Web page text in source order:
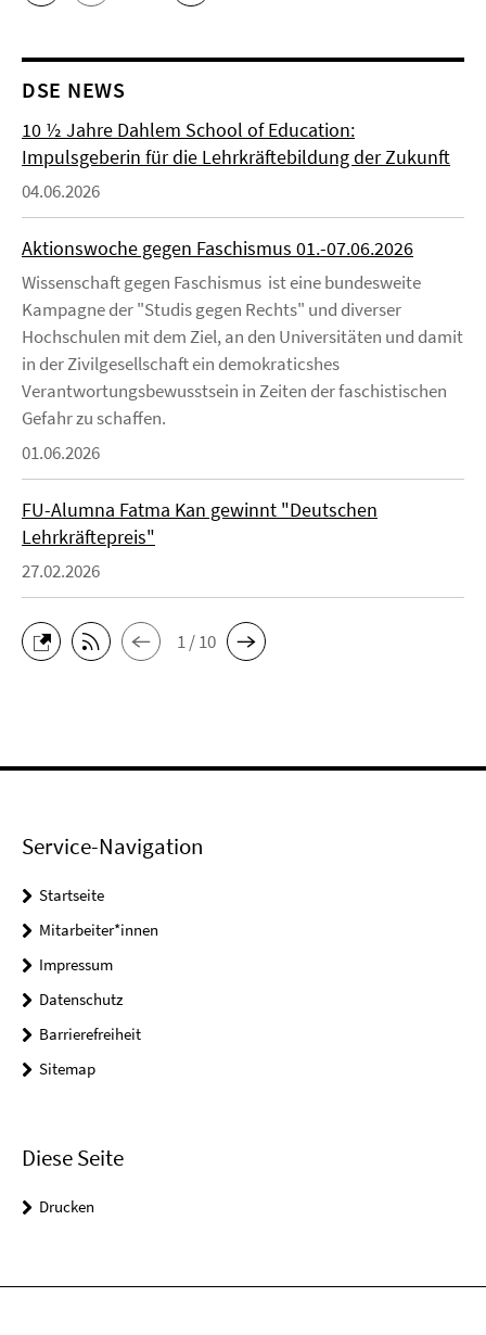
DSE NEWS
10 ½ Jahre Dahlem School of Education:
Impulsgeberin für die Lehrkräftebildung der Zukunft
04.06.2026
Aktionswoche gegen Faschismus 01.-07.06.2026
Wissenschaft gegen Faschismus ist eine bundesweite
Kampagne der "Studis gegen Rechts" und diverser
Hochschulen mit dem Ziel, an den Universitäten und damit
in der Zivilgesellschaft ein demokraticshes
Verantwortungsbewusstsein in Zeiten der faschistischen
Gefahr zu schaffen.
01.06.2026
FU-Alumna Fatma Kan gewinnt "Deutschen
Lehrkräftepreis"
27.02.2026
1 / 10
Service-Navigation
Startseite
Mitarbeiter*innen
Impressum
Datenschutz
Barrierefreiheit
Sitemap
Diese Seite
Drucken